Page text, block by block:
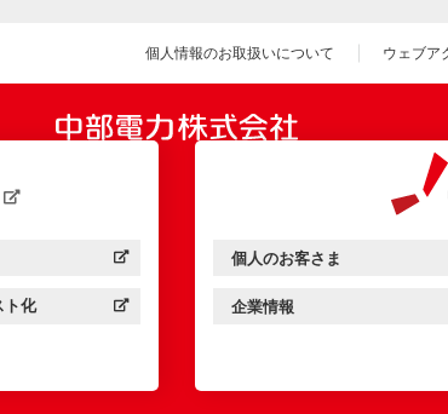
個人情報のお取扱いについて ウェブア
リッド：
ウを開きます）
リッド：
ト化ウを開きます）
中部電力ミライズ：
個人のお客さま
（新しいウィンドウを開きま
中部電力ミライズ：
企業情報
（新しいウィンドウを開きま